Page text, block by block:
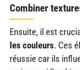
Combiner
Ensuite, il est
les couleurs. Ces
réussie car ils